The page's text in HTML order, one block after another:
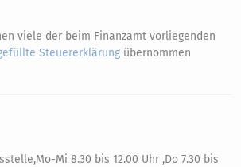
viele der beim Finanzamt vorliegenden
Steuererklärung übernommen
Mi 8.30 bis 12.00 Uhr ,Do 7.30 bis